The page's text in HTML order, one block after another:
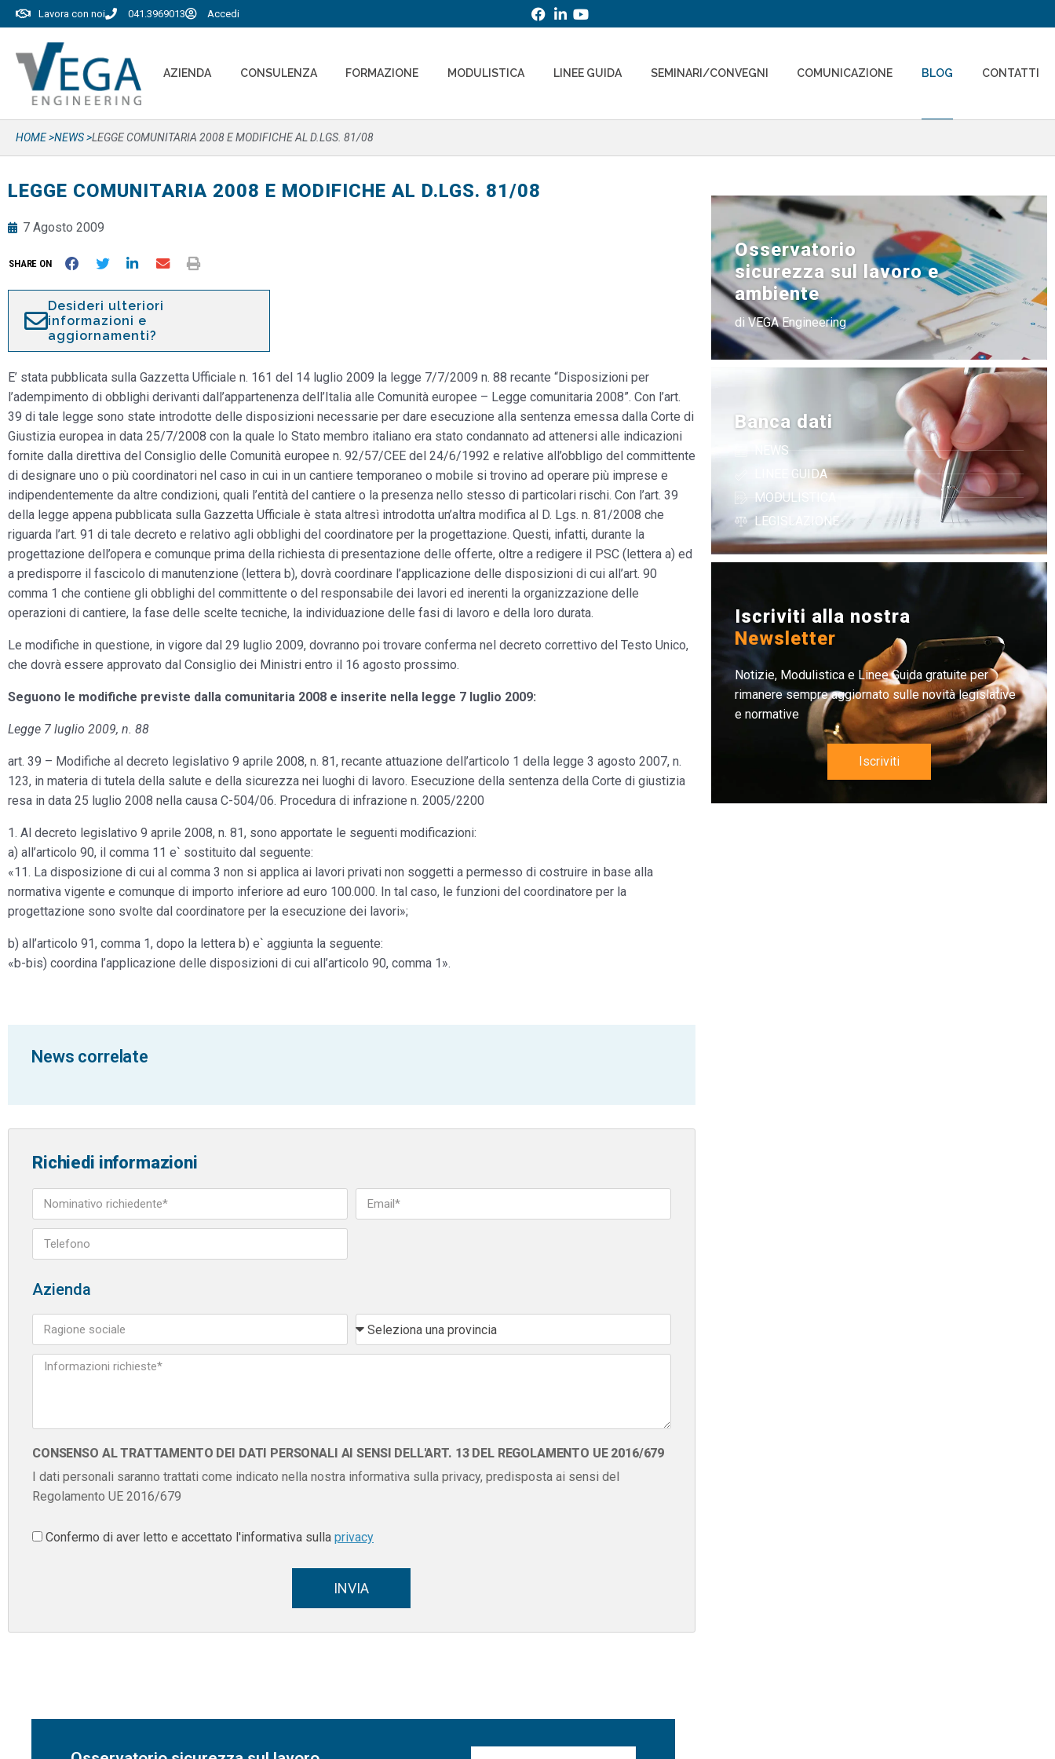
Lavora con noi 041.3969013 Accedi
AZIENDA CONSULENZA FORMAZIONE MODULISTICA LINEE GUIDA SEMINARI/CONVEGNI COMUNICAZIONE BLOG CONTATTI
HOME >NEWS >LEGGE COMUNITARIA 2008 E MODIFICHE AL D.LGS. 81/08
LEGGE COMUNITARIA 2008 E MODIFICHE AL D.LGS. 81/08
7 Agosto 2009
SHARE ON
Desideri ulteriori
informazioni e
aggiornamenti?
E’ stata pubblicata sulla Gazzetta Ufficiale n. 161 del 14 luglio 2009 la legge 7/7/2009 n. 88 recante “Disposizioni per
l’adempimento di obblighi derivanti dall’appartenenza dell’Italia alle Comunità europee – Legge comunitaria 2008”. Con l’art.
39 di tale legge sono state introdotte delle disposizioni necessarie per dare esecuzione alla sentenza emessa dalla Corte di
Giustizia europea in data 25/7/2008 con la quale lo Stato membro italiano era stato condannato ad attenersi alle indicazioni
fornite dalla direttiva del Consiglio delle Comunità europee n. 92/57/CEE del 24/6/1992 e relative all’obbligo del committente
di designare uno o più coordinatori nel caso in cui in un cantiere temporaneo o mobile si trovino ad operare più imprese e
indipendentemente da altre condizioni, quali l’entità del cantiere o la presenza nello stesso di particolari rischi. Con l’art. 39
della legge appena pubblicata sulla Gazzetta Ufficiale è stata altresì introdotta un’altra modifica al D. Lgs. n. 81/2008 che
riguarda l’art. 91 di tale decreto e relativo agli obblighi del coordinatore per la progettazione. Questi, infatti, durante la
progettazione dell’opera e comunque prima della richiesta di presentazione delle offerte, oltre a redigere il PSC (lettera a) ed
a predisporre il fascicolo di manutenzione (lettera b), dovrà coordinare l’applicazione delle disposizioni di cui all’art. 90
comma 1 che contiene gli obblighi del committente o del responsabile dei lavori ed inerenti la organizzazione delle
operazioni di cantiere, la fase delle scelte tecniche, la individuazione delle fasi di lavoro e della loro durata.
Le modifiche in questione, in vigore dal 29 luglio 2009, dovranno poi trovare conferma nel decreto correttivo del Testo Unico,
che dovrà essere approvato dal Consiglio dei Ministri entro il 16 agosto prossimo.
Seguono le modifiche previste dalla comunitaria 2008 e inserite nella legge 7 luglio 2009:
Legge 7 luglio 2009, n. 88
art. 39 – Modifiche al decreto legislativo 9 aprile 2008, n. 81, recante attuazione dell’articolo 1 della legge 3 agosto 2007, n.
123, in materia di tutela della salute e della sicurezza nei luoghi di lavoro. Esecuzione della sentenza della Corte di giustizia
resa in data 25 luglio 2008 nella causa C-504/06. Procedura di infrazione n. 2005/2200
1. Al decreto legislativo 9 aprile 2008, n. 81, sono apportate le seguenti modificazioni:
a) all’articolo 90, il comma 11 e` sostituito dal seguente:
«11. La disposizione di cui al comma 3 non si applica ai lavori privati non soggetti a permesso di costruire in base alla
normativa vigente e comunque di importo inferiore ad euro 100.000. In tal caso, le funzioni del coordinatore per la
progettazione sono svolte dal coordinatore per la esecuzione dei lavori»;
b) all’articolo 91, comma 1, dopo la lettera b) e` aggiunta la seguente:
«b-bis) coordina l’applicazione delle disposizioni di cui all’articolo 90, comma 1».
News correlate
Richiedi informazioni
Azienda
CONSENSO AL TRATTAMENTO DEI DATI PERSONALI AI SENSI DELL'ART. 13 DEL REGOLAMENTO UE 2016/679
I dati personali saranno trattati come indicato nella nostra informativa sulla privacy, predisposta ai sensi del
Regolamento UE 2016/679
Confermo di aver letto e accettato l'informativa sulla privacy
INVIA
Banca dati
NEWS
LINEE GUIDA
MODULISTICA
LEGISLAZIONE
Osservatorio
sicurezza sul lavoro e
ambiente
di VEGA Engineering
Iscriviti alla nostra
Newsletter
Notizie, Modulistica e Linee Guida gratuite per
rimanere sempre aggiornato sulle novità legislative
e normative
Iscriviti